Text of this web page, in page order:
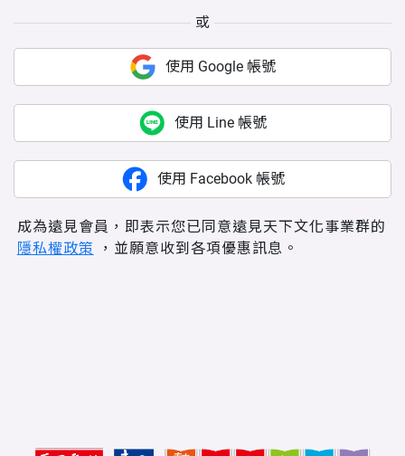
或
使用 Google 帳號
使用 Line 帳號
使用 Facebook 帳號
成為遠見會員，即表示您已同意遠見天下文化事業群的
隱私權政策 ，並願意收到各項優惠訊息。